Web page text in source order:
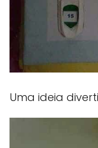
Uma ideia